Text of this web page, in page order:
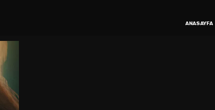
ANASAYFA